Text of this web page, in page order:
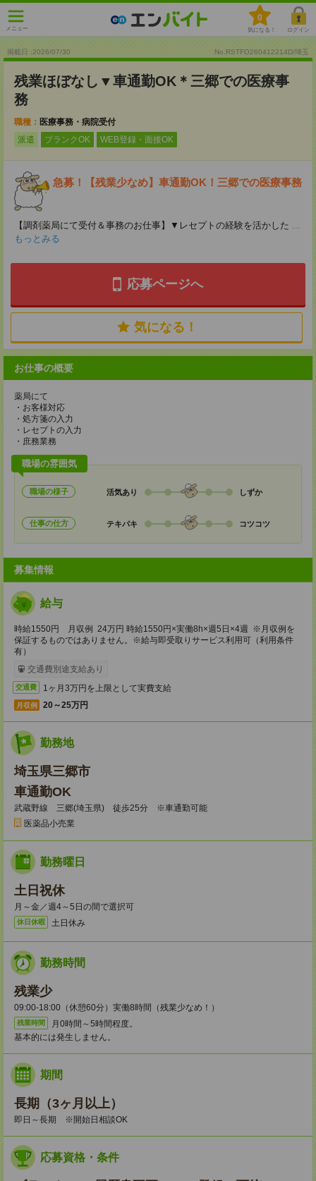
メニュー
0
気になる！ ログイン
掲載日 :2026/07/30 No.RSTFO260412214D/埼玉
残業ほぼなし▼車通勤OK＊三郷での医療事
務
職種： 医療事務・病院受付
派遣
ブランクOK WEB登録・面接OK
急募！【残業少なめ】車通勤OK！三郷での医療事務
【調剤薬局にて受付＆事務のお仕事】▼レセプトの経験を活かした ...
もっとみる
応募ページへ
気になる！
お仕事の概要
薬局にて
・お客様対応
・処方箋の入力
・レセプトの入力
・庶務業務
職場の雰囲気
職場の様子 活気あり しずか
仕事の仕方 テキパキ コツコツ
募集情報
給与
時給1550円 月収例 24万円 時給1550円×実働8h×週5日×4週 ※月収例を
保証するものではありません。※給与即受取りサービス利用可（利用条件
有）
交通費別途支給あり
交通費 1ヶ月3万円を上限として実費支給
月収例 20～25万円
勤務地
埼玉県三郷市
車通勤OK
武蔵野線 三郷(埼玉県) 徒歩25分 ※車通勤可能
医薬品小売業
勤務曜日
土日祝休
月～金／週4～5日の間で選択可
休日休暇 土日休み
勤務時間
残業少
09:00-18:00（休憩60分）実働8時間（残業少なめ！）
残業時間
月0時間～5時間程度。
基本的には発生しません。
期間
長期（3ヶ月以上）
即日～長期 ※開始日相談OK
応募資格・条件